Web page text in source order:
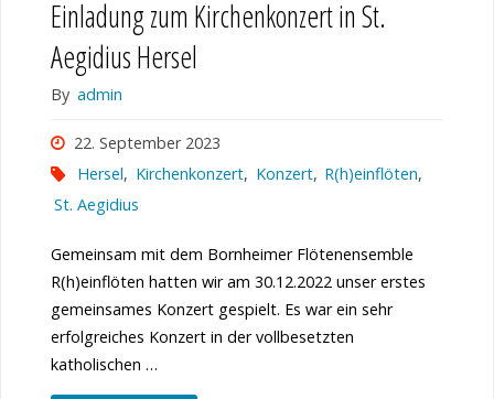
Einladung zum Kirchenkonzert in St.
Aegidius Hersel
By admin
22. September 2023
Hersel, Kirchenkonzert, Konzert, R(h)einflöten,
St. Aegidius
Gemeinsam mit dem Bornheimer Flötenensemble
R(h)einflöten hatten wir am 30.12.2022 unser erstes
gemeinsames Konzert gespielt. Es war ein sehr
erfolgreiches Konzert in der vollbesetzten
katholischen …